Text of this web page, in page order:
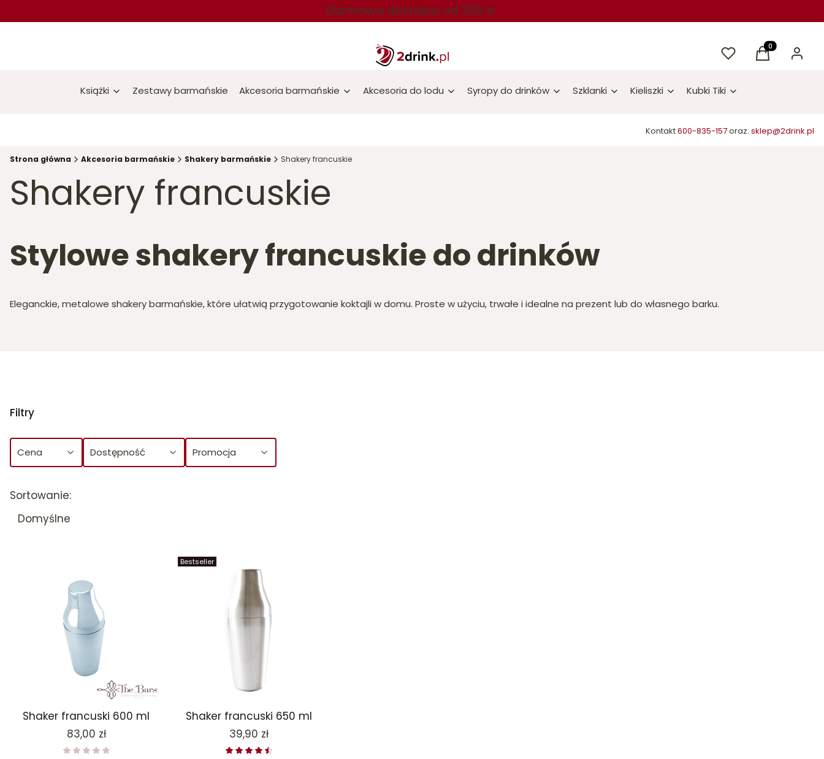
Darmowa dostawa od 250 zł
UlubioneProdukty w
Koszyk Zaloguj
Książki Zestawy barmańskie Akcesoria barmańskie Akcesoria do lodu Syropy do drinków Szklanki Kieliszki Kubki Tiki
Kontakt600-835-157oraz: sklep@2drink.pl
Strona główna Akcesoria barmańskie Shakery barmańskie Shakery francuskie
Shakery francuskie
Stylowe shakery francuskie do drinków
Eleganckie, metalowe shakery barmańskie, które ułatwią przygotowanie koktajli w domu. Proste w użyciu, trwałe i idealne na prezent lub do własnego barku.
Filtry
Cena Dostępność Promocja
Lista produktów
Sortowanie:
Domyślne
Shaker francuski 600 ml
Cena
83,00 zł
Bestseller
Shaker francuski 650 ml
Cena
39,90 zł